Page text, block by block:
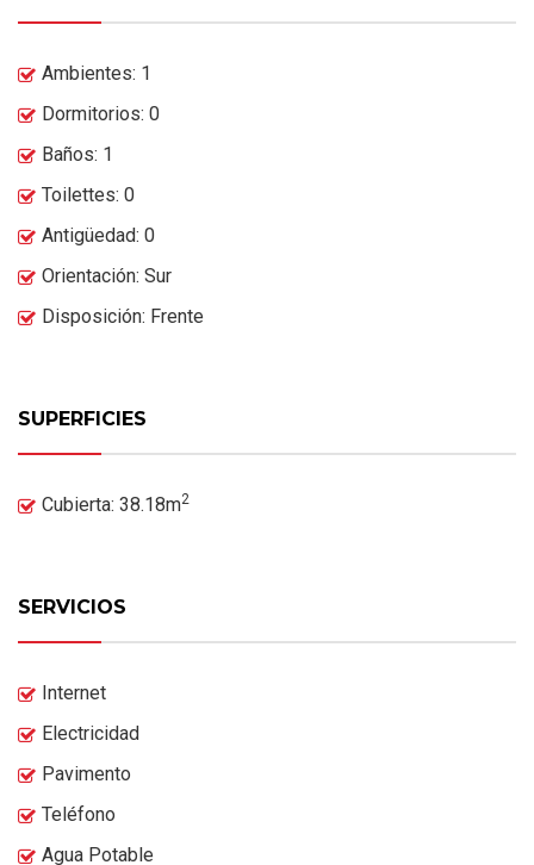
Ambientes: 1
Dormitorios: 0
Baños: 1
Toilettes: 0
Antigüedad: 0
Orientación: Sur
Disposición: Frente
SUPERFICIES
Cubierta: 38.18m2
SERVICIOS
Internet
Electricidad
Pavimento
Teléfono
Agua Potable